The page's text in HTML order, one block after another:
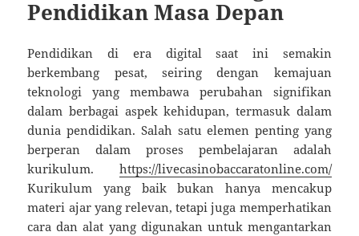
Pendidikan Masa Depan
Pendidikan di era digital saat ini semakin
berkembang pesat, seiring dengan kemajuan
teknologi yang membawa perubahan signifikan
dalam berbagai aspek kehidupan, termasuk dalam
dunia pendidikan. Salah satu elemen penting yang
berperan dalam proses pembelajaran adalah
kurikulum. https://livecasinobaccaratonline.com/
Kurikulum yang baik bukan hanya mencakup
materi ajar yang relevan, tetapi juga memperhatikan
cara dan alat yang digunakan untuk mengantarkan